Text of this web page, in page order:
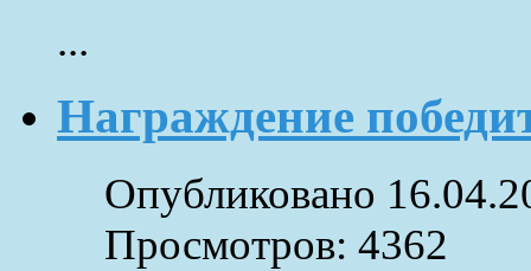
...
Награждение
Опубликовано
Просмотров: 4362